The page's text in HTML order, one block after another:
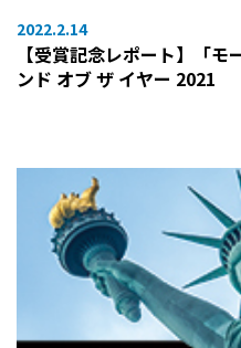
2022.2.14
【受賞記念レポート】「
ンド オブ ザ イヤー 2021